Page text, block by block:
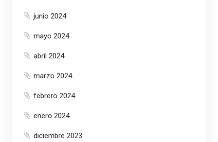
junio 2024
mayo 2024
abril 2024
marzo 2024
febrero 2024
enero 2024
diciembre 2023